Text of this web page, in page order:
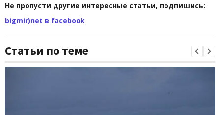
Не пропусти другие интересные статьи, подпишись:
bigmir)net в facebook
Статьи по теме